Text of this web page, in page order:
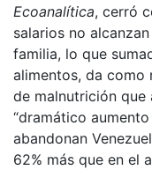
Ecoanalítica, cerró
salarios no
familia, lo que
alimentos, da como
de malnutrición que
“dramático
abandonan
62% más que en el